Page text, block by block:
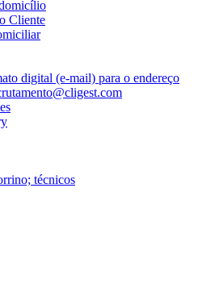
Cliente
digital (e-mail) para o endereço
técnicos